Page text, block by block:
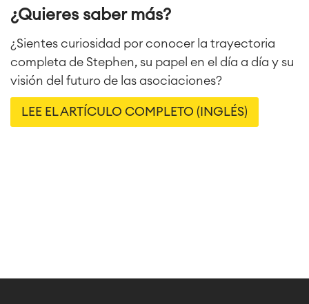
¿Quieres saber más?
¿Sientes curiosidad por conocer la trayectoria
completa de Stephen, su papel en el día a día y su
visión del futuro de las asociaciones?
LEE EL ARTÍCULO COMPLETO (INGLÉS)